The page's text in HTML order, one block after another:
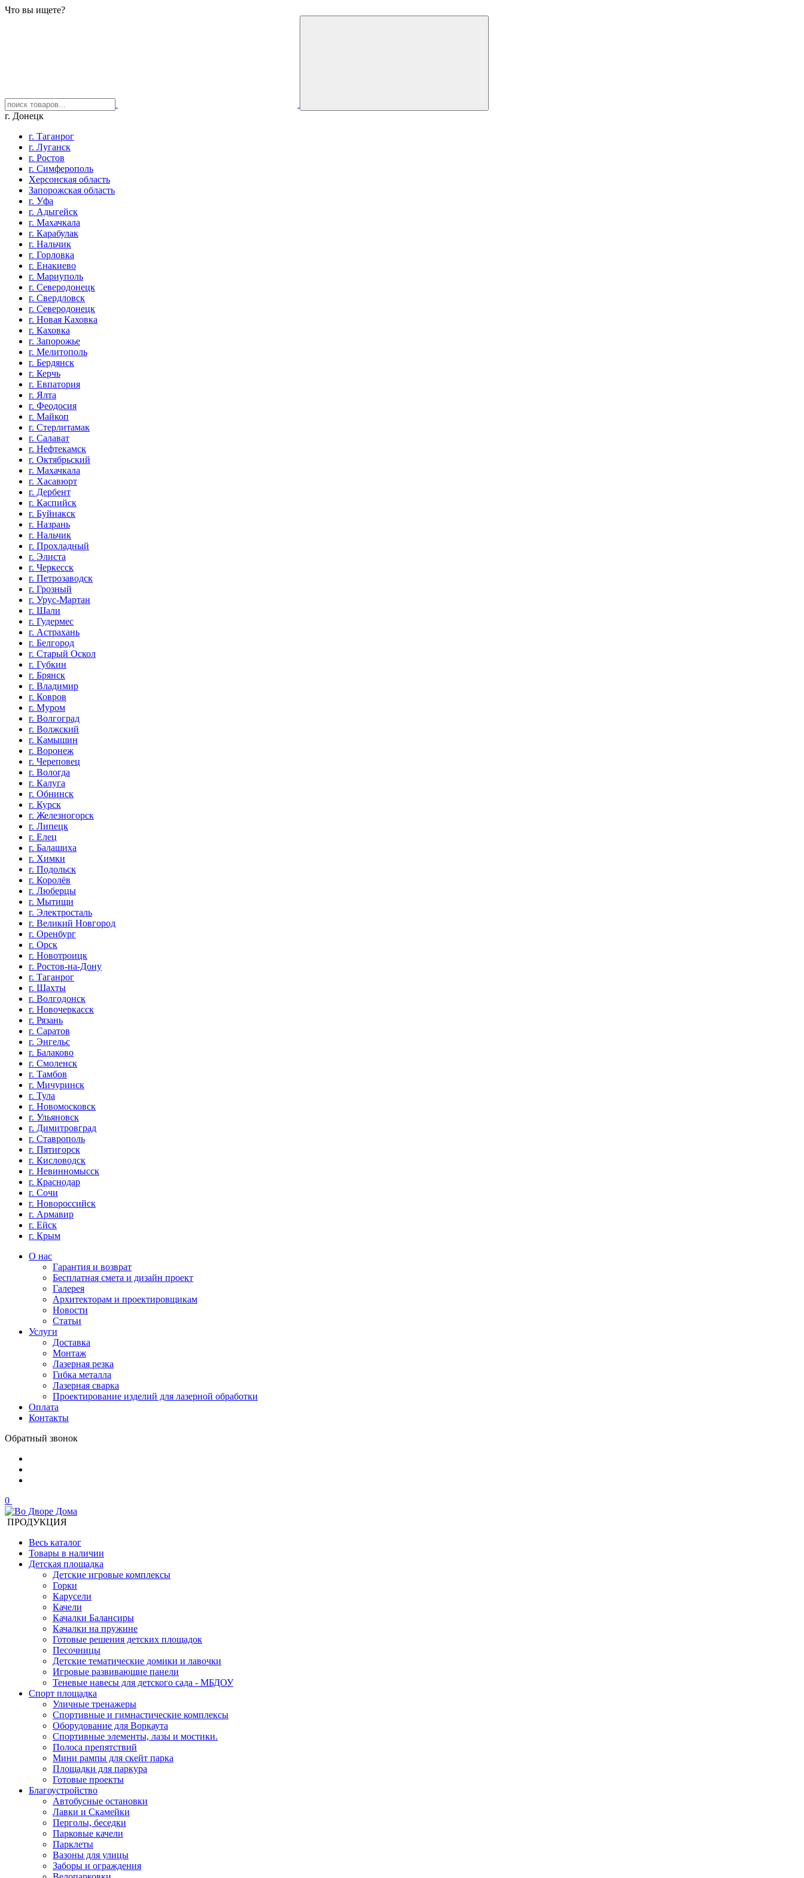
Что вы ищете?
г. Донецк
г. Таганрог
г. Луганск
г. Ростов
г. Симферополь
Херсонская область
Запорожская область
г. Уфа
г. Адыгейск
г. Махачкала
г. Карабулак
г. Нальчик
г. Горловка
г. Енакиево
г. Мариуполь
г. Северодонецк
г. Свердловск
г. Северодонецк
г. Новая Каховка
г. Каховка
г. Запорожье
г. Мелитополь
г. Бердянск
г. Керчь
г. Евпатория
г. Ялта
г. Феодосия
г. Майкоп
г. Стерлитамак
г. Салават
г. Нефтекамск
г. Октябрьский
г. Махачкала
г. Хасавюрт
г. Дербент
г. Каспийск
г. Буйнакск
г. Назрань
г. Нальчик
г. Прохладный
г. Элиста
г. Черкесск
г. Петрозаводск
г. Грозный
г. Урус-Мартан
г. Шали
г. Гудермес
г. Астрахань
г. Белгород
г. Старый Оскол
г. Губкин
г. Брянск
г. Владимир
г. Ковров
г. Муром
г. Волгоград
г. Волжский
г. Камышин
г. Воронеж
г. Череповец
г. Вологда
г. Калуга
г. Обнинск
г. Курск
г. Железногорск
г. Липецк
г. Елец
г. Балашиха
г. Химки
г. Подольск
г. Королёв
г. Люберцы
г. Мытищи
г. Электросталь
г. Великий Новгород
г. Оренбург
г. Орск
г. Новотроицк
г. Ростов-на-Дону
г. Таганрог
г. Шахты
г. Волгодонск
г. Новочеркасск
г. Рязань
г. Саратов
г. Энгельс
г. Балаково
г. Смоленск
г. Тамбов
г. Мичуринск
г. Тула
г. Новомосковск
г. Ульяновск
г. Димитровград
г. Ставрополь
г. Пятигорск
г. Кисловодск
г. Невинномысск
г. Краснодар
г. Сочи
г. Новороссийск
г. Армавир
г. Ейск
г. Крым
О нас
Гарантия и возврат
Бесплатная смета и дизайн проект
Галерея
Архитекторам и проектировщикам
Новости
Статьи
Услуги
Доставка
Монтаж
Лазерная резка
Гибка металла
Лазерная сварка
Проектирование изделий для лазерной обработки
Оплата
Контакты
Обратный звонок
0
ПРОДУКЦИЯ
Весь каталог
Товары в наличии
Детская площадка
Детские игровые комплексы
Горки
Карусели
Качели
Качалки Балансиры
Качалки на пружине
Готовые решения детских площадок
Песочницы
Детские тематические домики и лавочки
Игровые развивающие панели
Теневые навесы для детского сада - МБДОУ
Спорт площадка
Уличные тренажеры
Спортивные и гимнастические комплексы
Оборудование для Воркаута
Спортивные элементы, лазы и мостики.
Полоса препятствий
Мини рампы для скейт парка
Площадки для паркура
Готовые проекты
Благоустройство
Автобусные остановки
Лавки и Скамейки
Перголы, беседки
Парковые качели
Парклеты
Вазоны для улицы
Заборы и ограждения